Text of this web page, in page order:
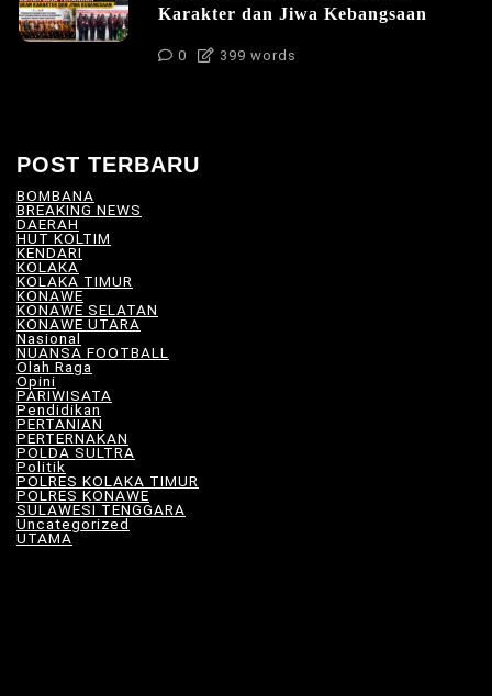
Karakter dan Jiwa Kebangsaan
0 399 words
POST TERBARU
BOMBANA
BREAKING NEWS
DAERAH
HUT KOLTIM
KENDARI
KOLAKA
KOLAKA TIMUR
KONAWE
KONAWE SELATAN
KONAWE UTARA
Nasional
NUANSA FOOTBALL
Olah Raga
Opini (5)
PARIWISATA
Pendidikan
PERTANIAN
PERTERNAKAN
POLDA SULTRA
Politik
POLRES KOLAKA TIMUR
POLRES KONAWE
SULAWESI TENGGARA
Uncategorized
UTAMA(180)